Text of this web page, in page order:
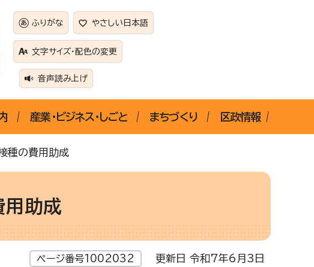
ふりがな やさしい日本語
文字サイズ・配色の変更
音声読み上げ
産業・ビジネス・しごと まちづくり 区政情報
種の費用助成
用助成
ページ番号1002032 更新日 令和7年6月3日